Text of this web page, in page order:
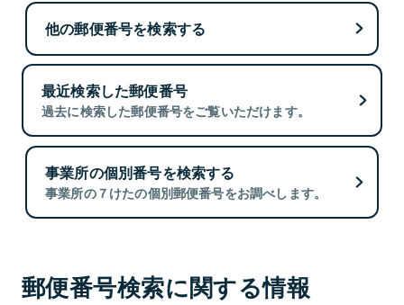
他の郵便番号を検索する
最近検索した郵便番号
過去に検索した郵便番号をご覧いただけます。
事業所の個別番号を検索する
事業所の７けたの個別郵便番号をお調べします。
郵便番号検索に関する情報